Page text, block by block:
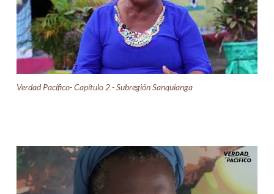
Verdad Pacífico- Capítulo 2 - Subregión Sanquianga